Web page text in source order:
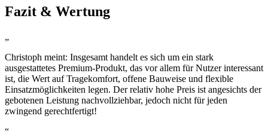
Fazit & Wertung
„
Christoph meint: Insgesamt handelt es sich um ein stark
ausgestattetes Premium-Produkt, das vor allem für Nutzer interessant
ist, die Wert auf Tragekomfort, offene Bauweise und flexible
Einsatzmöglichkeiten legen. Der relativ hohe Preis ist angesichts der
gebotenen Leistung nachvollziehbar, jedoch nicht für jeden
zwingend gerechtfertigt!
“